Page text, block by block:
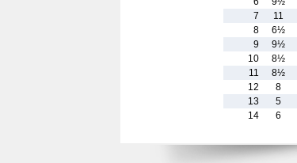
7
11
8
6½
9
9½
10
8½
11
8½
12
8
13
5
14
6